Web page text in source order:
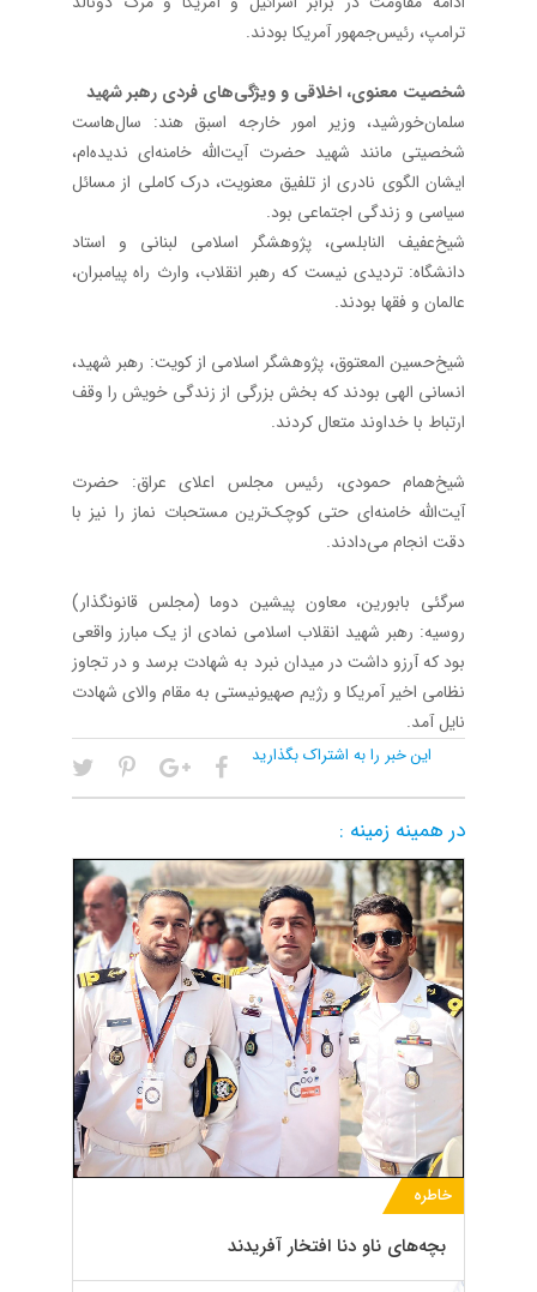
ترامپ، رئیس‌جمهور آمریکا بودند.
شخصیت معنوی، اخلاقی و ویژگی‌های فردی رهبر شهید
سلمان‌خورشید، وزیر امور خارجه اسبق هند: سال‌هاست
شخصیتی مانند شهید حضرت آیت‌الله خامنه‌ای ندیده‌ام،
ایشان الگوی نادری از تلفیق معنویت، درک کاملی از مسائل
سیاسی و زندگی اجتماعی بود.
شیخ‌عفیف النابلسی، پژوهشگر اسلامی لبنانی و استاد
دانشگاه: تردیدی نیست که رهبر انقلاب، وارث راه پیامبران،
عالمان و فقها بودند.
شیخ‌حسین المعتوق، پژوهشگر اسلامی از کویت: رهبر شهید،
انسانی الهی بودند که بخش بزرگی از زندگی خویش را وقف
ارتباط با خداوند متعال کردند.
شیخ‌همام حمودی، رئیس مجلس اعلای عراق: حضرت
آیت‌الله خامنه‌ای حتی کوچک‌ترین مستحبات نماز را نیز با
دقت انجام می‌دادند.
سرگئی بابورین، معاون پیشین دوما (مجلس قانونگذار)
روسیه: رهبر شهید انقلاب اسلامی نمادی از یک مبارز واقعی
بود که آرزو داشت در میدان نبرد به شهادت برسد و در تجاوز
نظامی اخیر آمریکا و رژیم صهیونیستی به مقام والای شهادت
نایل آمد.
این خبر را به اشتراک بگذارید
در همینه زمینه :
خاطره
بچه‌های ناو دنا افتخار آفریدند